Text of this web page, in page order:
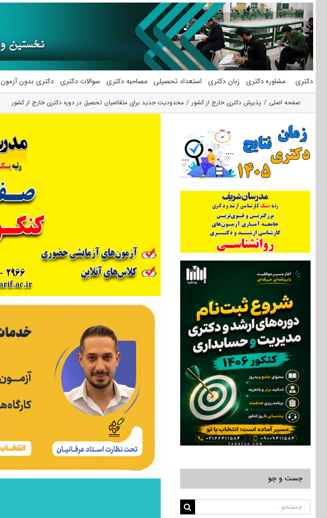
محتوا
دکتری مشاوره دکتری زبان دکتری استعداد تحصیلی مصاحبه دکتری سوالات دکتری دکتری بدون آزمون
صفحه اصلی پذیرش دکتری خارج از کشور محدودیت جدید برای متقاضیان تحصیل در دوره دکتری خارج از کشور
جست و جو
جستجو